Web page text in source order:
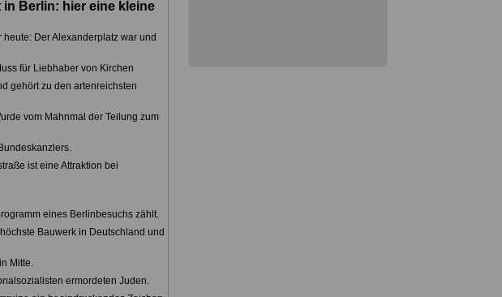
Berlin: hier eine kleine
Der Alexanderplatz war und
für Liebhaber von Kirchen
gehört zu den artenreichsten
vom Mahnmal der Teilung zum
ist eine Attraktion bei
eines Berlinbesuchs zählt.
Bauwerk in Deutschland und
Mitte.
ermordeten Juden.